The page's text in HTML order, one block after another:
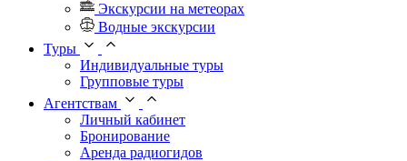
Экскурсии на метеорах
Водные экскурсии
Туры
Индивидуальные туры
Групповые туры
Агентствам
Личный кабинет
Бронирование
Аренда радиогидов